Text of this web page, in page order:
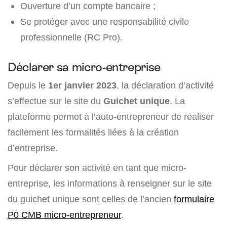
Ouverture d’un compte bancaire ;
Se protéger avec une responsabilité civile
professionnelle (RC Pro).
Déclarer sa micro-entreprise
Depuis le 1er janvier 2023, la déclaration d’activité
s’effectue sur le site du Guichet unique. La
plateforme permet à l’auto-entrepreneur de réaliser
facilement les formalités liées à la création
d’entreprise.
Pour déclarer son activité en tant que micro-
entreprise, les informations à renseigner sur le site
du guichet unique sont celles de l’ancien formulaire
P0 CMB micro-entrepreneur.